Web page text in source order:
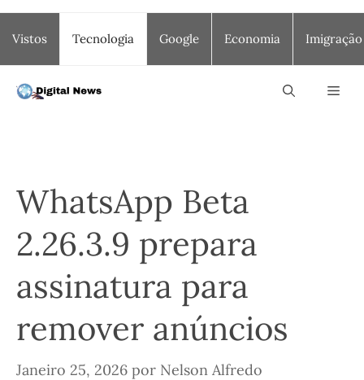
para
o
conteúdo
Vistos Tecnologia Google Economia Imigração
WhatsApp Beta
2.26.3.9 prepara
assinatura para
remover anúncios
Janeiro 25, 2026 por Nelson Alfredo